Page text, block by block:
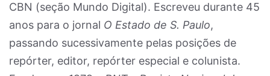
CBN (seção Mundo Digital). Escreveu durante 45
anos para o jornal O Estado de S. Paulo,
passando sucessivamente pelas posições de
repórter, editor, repórter especial e colunista.